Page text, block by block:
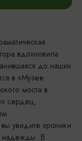
вдохновила
до наших
в «Музее
моста в
сердец,
увидите хроники
надежды. В